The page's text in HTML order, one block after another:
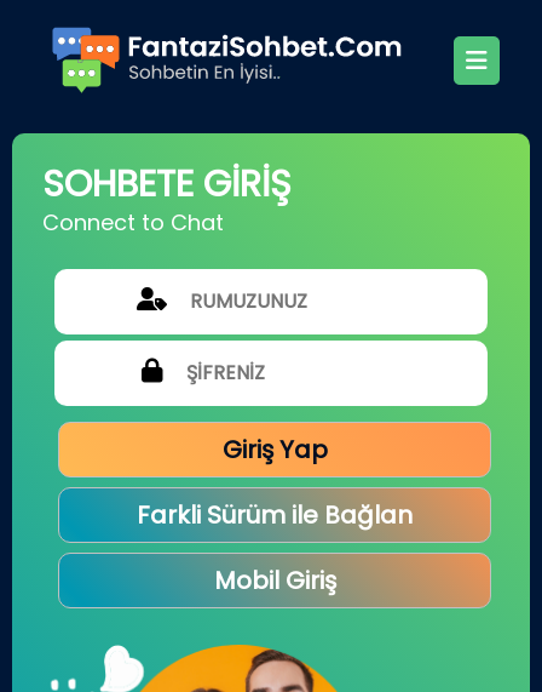
SOHBETE GİRİŞ
Connect to Chat
Giriş Yap
Farkli Sürüm ile Bağlan
Mobil Giriş